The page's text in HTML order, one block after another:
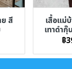
ย สี
เสื้อแม่
เทาดำกุ๊
฿